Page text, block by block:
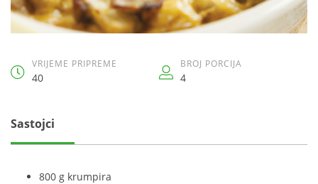
VRIJEME PRIPREME
40
BROJ PORCIJA
4
Sastojci
800 g krumpira